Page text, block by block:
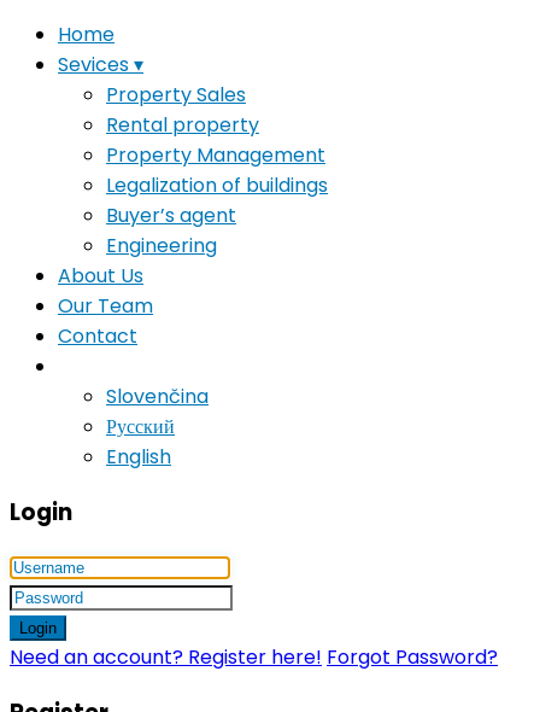
Home
Sevices ▾
Property Sales
Rental property
Property Management
Legalization of buildings
Buyer’s agent
Engineering
About Us
Our Team
Contact
Slovenčina
Русский
English
Login
Login
Need an account? Register here! Forgot Password?